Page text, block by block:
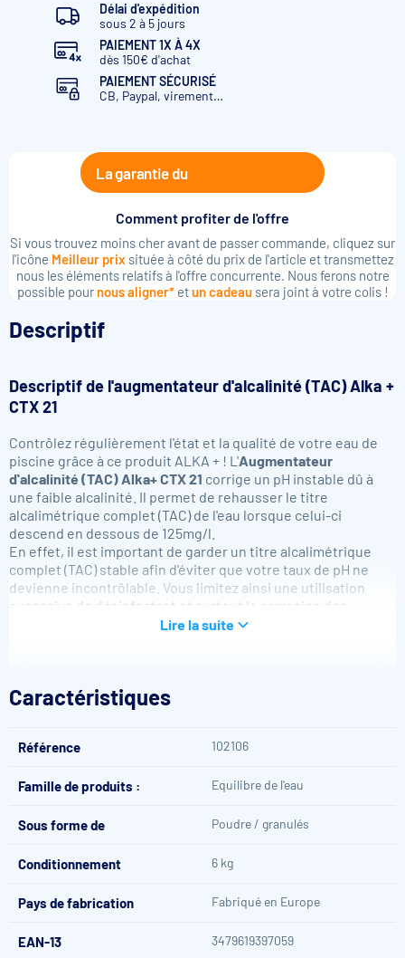
Délai d'expédition
sous 2 à 5 jours
PAIEMENT 1X À 4X
dès 150€ d'achat
PAIEMENT SÉCURISÉ
CB, Paypal, virement…
La garantie du
Comment profiter de l'offre
Si vous trouvez moins cher avant de passer commande, cliquez sur
l'icône Meilleur prixsituée à côté du prix de l'article et transmettez
nous les éléments relatifs à l'offre concurrente. Nous ferons notre
possible pour nous aligner*etun cadeausera joint à votre colis !
Descriptif
Descriptif de l'augmentateur d'alcalinité (TAC) Alka +
CTX 21
Contrôlez régulièrement l'état et la qualité de votre eau de
piscine grâce à ce produit ALKA + ! L'Augmentateur
d'alcalinité (TAC) Alka+ CTX 21 corrige un pH instable dû à
une faible alcalinité. Il permet de rehausser le titre
alcalimétrique complet (TAC) de l'eau lorsque celui-ci
descend en dessous de 125mg/l.
En effet, il est important de garder un titre alcalimétrique
complet (TAC) stable afin d'éviter que votre taux de pH ne
devienne incontrôlable. Vous limitez ainsi une utilisation
excessive de désinfectant et surtout la corrosion des
équipements de votre piscine.
CTX 21
Empêche les fluctuations de pH lorsque l'alcalinité est
Renforce l'équilibre de l'eau
Améliore le confort de la baignade
Mode d'emploi
L'alcalinité totale de l'eau doit être comprise entre 125 et 150
Lire la suite
Caractéristiques
Référence 102106
Famille de produits : Equilibre de l'eau
Sous forme de Poudre / granulés
Conditionnement 6 kg
Pays de fabrication Fabriqué en Europe
EAN-13 3479619397059